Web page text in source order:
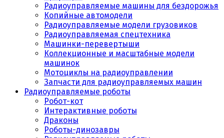
Радиоуправляемые машины для бездорожья
Копийные автомодели
Радиоуправляемые модели грузовиков
Радиоуправляемая спецтехника
Машинки-перевертыши
Коллекционные и масштабные модели
машинок
Мотоциклы на радиоуправлении
Запчасти для радиоуправляемых машин
Радиоуправляемые роботы
Робот-кот
Интерактивные роботы
Драконы
Роботы-динозавры